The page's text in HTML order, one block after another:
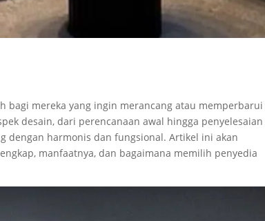
bagi mereka yang ingin merancang atau memperbarui
desain, dari perencanaan awal hingga penyelesaian
dengan harmonis dan fungsional. Artikel ini akan
manfaatnya, dan bagaimana memilih penyedia